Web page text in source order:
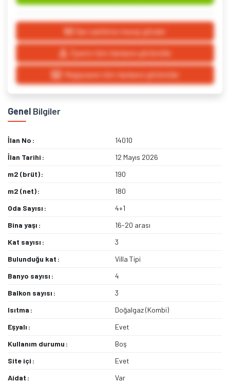
İlan sahibine mesaj gönder
Üyenin tüm ilanlarını görüntüle
Mağazanın tüm ilanlarını görüntüle
Genel Bilgiler
İlan No
14010
İlan Tarihi
12 Mayıs 2026
m2 (brüt)
190
m2 (net)
180
Oda Sayısı
4+1
Bina yaşı
16-20 arası
Kat sayısı
3
Bulunduğu kat
Villa Tipi
Banyo sayısı
4
Balkon sayısı
3
Isıtma
Doğalgaz (Kombi)
Eşyalı
Evet
Kullanım durumu
Boş
Site içi
Evet
Aidat
Var